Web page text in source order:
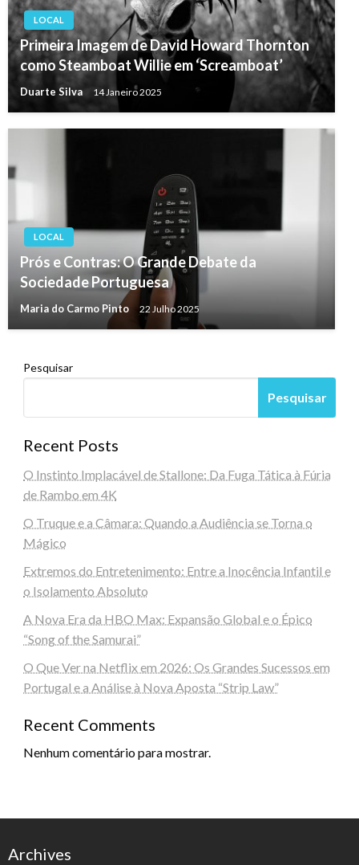
LOCAL
Primeira Imagem de David Howard Thornton
como Steamboat Willie em ‘Screamboat’
Duarte Silva 14 Janeiro 2025
LOCAL
Prós e Contras: O Grande Debate da
Sociedade Portuguesa
Maria do Carmo Pinto 22 Julho 2025
Pesquisar
Pesquisar
Recent Posts
O Instinto Implacável de Stallone: Da Fuga Tática à Fúria
de Rambo em 4K
O Truque e a Câmara: Quando a Audiência se Torna o
Mágico
Extremos do Entretenimento: Entre a Inocência Infantil e
o Isolamento Absoluto
A Nova Era da HBO Max: Expansão Global e o Épico
“Song of the Samurai”
O Que Ver na Netflix em 2026: Os Grandes Sucessos em
Portugal e a Análise à Nova Aposta “Strip Law”
Recent Comments
Nenhum comentário para mostrar.
Archives